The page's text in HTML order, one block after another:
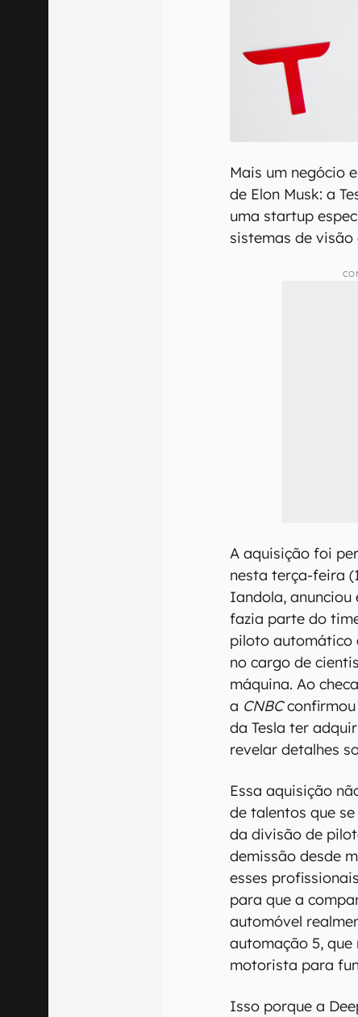
Mais um negócio
de Elon Musk: a
uma startup
sistemas de
A aquisição foi
nesta terça-feira
Iandola, anunciou
fazia parte do
piloto automático
no cargo de
máquina. Ao
a CNBCconfirmou
da Tesla ter
revelar detalhes
Essa aquisição
de talentos que
da divisão de
demissão desde
esses
para que a
automóvel
automação 5,
motorista para
Isso porque a